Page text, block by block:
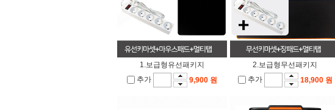
1.보급형유선패키지
추가
9,900 원
2.보급형무선패키지
추가
18,900 원